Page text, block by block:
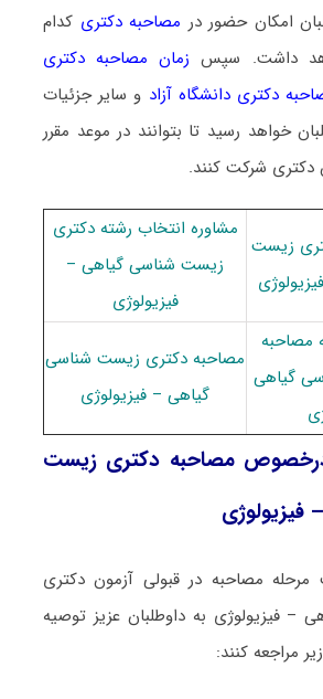
امکان حضور در مصاحبه دکتری کدام
داشت. سپس زمان مصاحبه دکتری
دکتری دانشگاه آزاد و سایر جزئیات
خواهد رسید تا بتوانند در موعد مقرر
دکتری شرکت کنند.
زیست
مشاوره انتخاب رشته دکتری
زیست شناسی گیاهی –
فیزیولوژی
مصاحبه
گیاهی
مصاحبه دکتری زیست شناسی
گیاهی – فیزیولوژی
مصاحبه دکتری زیست
مصاحبه در قبولی آزمون دکتری
فیزیولوژی به داوطلبان عزیز توصیه
مراجعه کنند: